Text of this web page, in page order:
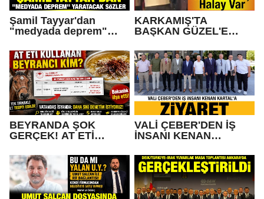
Şamil Tayyar'dan
"medyada deprem"
KARKAMIŞ'TA
BAŞKAN GÜZEL'E
Yok, Halay Var
BEYRANDA ŞOK
GERÇEK! AT ETİ
KİM?
VALİ ÇEBER'DEN İŞ
İNSANI KENAN